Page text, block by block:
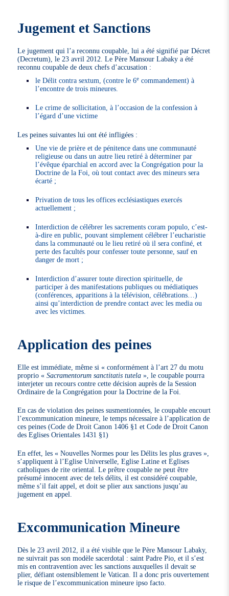
Jugement et Sanctions
Le jugement qui l’a reconnu coupable, lui a été signifié par Décret
(Decretum), le 23 avril 2012. Le Père Mansour Labaky a été
reconnu coupable de deux chefs d’accusation :
le Délit contra sextum, (contre le 6e commandement) à
l’encontre de trois mineures.
Le crime de sollicitation, à l’occasion de la confession à
l’égard d’une victime
Les peines suivantes lui ont été infligées :
Une vie de prière et de pénitence dans une communauté
religieuse ou dans un autre lieu retiré à déterminer par
l’évêque éparchial en accord avec la Congrégation pour la
Doctrine de la Foi, où tout contact avec des mineurs sera
écarté ;
Privation de tous les offices ecclésiastiques exercés
actuellement ;
Interdiction de célébrer les sacrements coram populo, c’est-
à-dire en public, pouvant simplement célébrer l’eucharistie
dans la communauté ou le lieu retiré où il sera confiné, et
perte des facultés pour confesser toute personne, sauf en
danger de mort ;
Interdiction d’assurer toute direction spirituelle, de
participer à des manifestations publiques ou médiatiques
(conférences, apparitions à la télévision, célébrations…)
ainsi qu’interdiction de prendre contact avec les media ou
avec les victimes.
Application des peines
Elle est immédiate, même si « conformément à l’art 27 du motu
proprio «Sacramentorum sanctitatis tutela », le coupable pourra
interjeter un recours contre cette décision auprès de la Session
Ordinaire de la Congrégation pour la Doctrine de la Foi.
En cas de violation des peines susmentionnées, le coupable encourt
l’excommunication mineure, le temps nécessaire à l’application de
ces peines (Code de Droit Canon 1406 §1 et Code de Droit Canon
des Eglises Orientales 1431 §1)
En effet, les « Nouvelles Normes pour les Délits les plus graves »,
s’appliquent à l’Eglise Universelle, Eglise Latine et Eglises
catholiques de rite oriental. Le prêtre coupable ne peut être
présumé innocent avec de tels délits, il est considéré coupable,
même s’il fait appel, et doit se plier aux sanctions jusqu’au
jugement en appel.
Excommunication Mineure
Dès le 23 avril 2012, il a été visible que le Père Mansour Labaky,
ne suivrait pas son modèle sacerdotal : saint Padre Pio, et il s’est
mis en contravention avec les sanctions auxquelles il devait se
plier, défiant ostensiblement le Vatican. Il a donc pris ouvertement
le risque de l’excommunication mineure ipso facto.